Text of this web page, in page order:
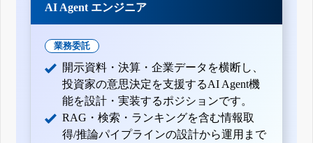
AI Agent エンジニア
業務委託
開示資料・決算・企業データを横断し、
投資家の意思決定を支援するAI Agent機
能を設計・実装するポジションです。
RAG・検索・ランキングを含む情報取
得/推論パイプラインの設計から運用まで